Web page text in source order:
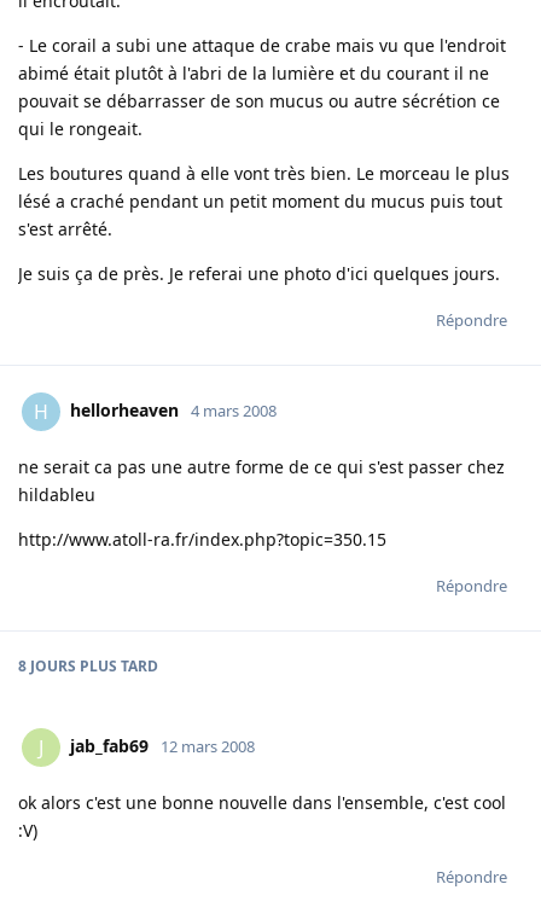
- Le corail a subi une attaque de crabe mais vu que l'endroit
abimé était plutôt à l'abri de la lumière et du courant il ne
pouvait se débarrasser de son mucus ou autre sécrétion ce
qui le rongeait.
Les boutures quand à elle vont très bien. Le morceau le plus
lésé a craché pendant un petit moment du mucus puis tout
s'est arrêté.
Je suis ça de près. Je referai une photo d'ici quelques jours.
Répondre
H hellorheaven 4 mars 2008
ne serait ca pas une autre forme de ce qui s'est passer chez
hildableu
http://www.atoll-ra.fr/index.php?topic=350.15
Répondre
8 JOURS PLUS TARD
J jab_fab69 12 mars 2008
ok alors c'est une bonne nouvelle dans l'ensemble, c'est cool
:V)
Répondre